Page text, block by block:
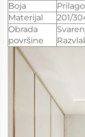
Boja
Materijal
201/
Obrada
površine